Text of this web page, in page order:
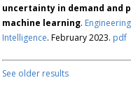
uncertainty in demand and
machine learning.
Intelligence. February 2023. pdf
See older results